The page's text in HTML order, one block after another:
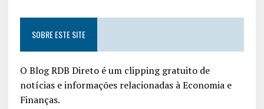
SOBRE ESTE SITE
O Blog RDB Direto é um clipping gratuito de
notícias e informações relacionadas à Economia e
Finanças.